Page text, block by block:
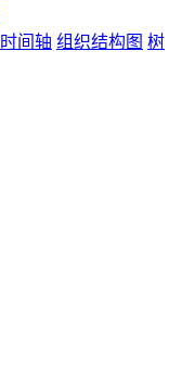
时间轴 组织结构图 树